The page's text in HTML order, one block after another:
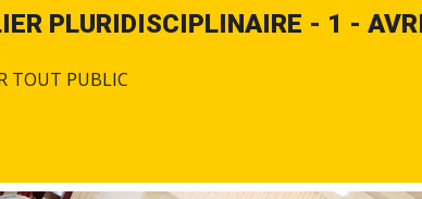
PLURIDISCIPLINAIRE - 1 -
TOUT PUBLIC